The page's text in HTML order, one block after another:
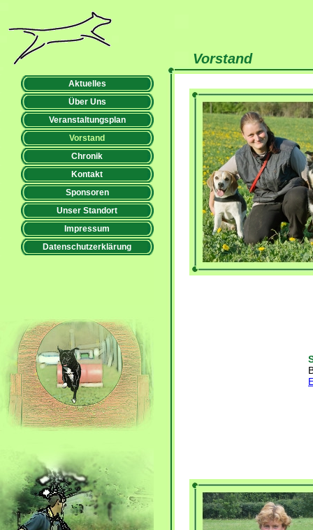
Vorstand
Aktuelles
Über Uns
Veranstaltungsplan
Vorstand
Chronik
Kontakt
Sponsoren
Unser Standort
Impressum
Datenschutzerklärung